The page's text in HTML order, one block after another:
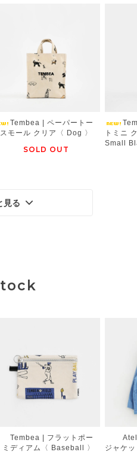
Tembea | ペーパートー
スモール クリア〈 Dog 〉
SOLD OUT
トミニ
Small
見る
Tembea | フラットポー
ミディアム〈 Baseball 〉
ジャケ